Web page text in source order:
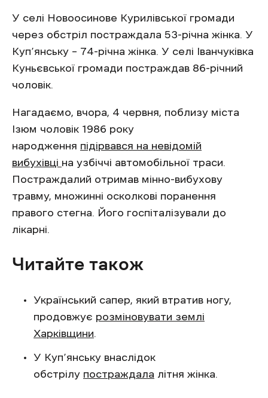
У селі Новоосинове Курилівської громади
через обстріл постраждала 53-річна жінка. У
Куп’янську – 74-річна жінка. У селі Іванчуківка
Куньєвської громади постраждав 86-річний
чоловік.
Нагадаємо, вчора, 4 червня, поблизу міста
Ізюм чоловік 1986 року
народження підірвався на невідомій
вибухівці на узбіччі автомобільної траси.
Постраждалий отримав мінно-вибухову
травму, множинні осколкові поранення
правого стегна. Його госпіталізували до
лікарні.
Читайте також
Український сапер, який втратив ногу,
продовжує розміновувати землі
Харківщини.
У Куп’янську внаслідок
обстрілу постраждала літня жінка.